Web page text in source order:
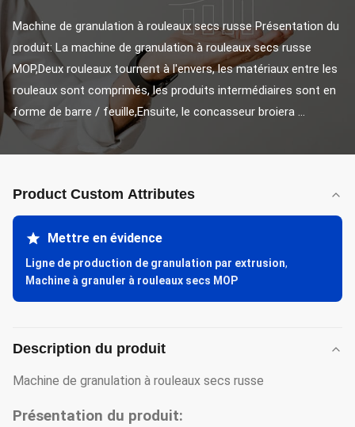
Machine de granulation à rouleaux secs russe Présentation du
produit: La machine de granulation à rouleaux secs russe
MOP,Deux rouleaux tournent à l'envers, les matériaux entre les
rouleaux sont comprimés, les produits intermédiaires sont en
forme de barre / feuille,Ensuite, le concasseur broiera ...
Product Custom Attributes
Mettre en évidence
Ligne de production de granulation par extrusion,
Machine à granuler à rouleaux secs MOP
Description du produit
Machine de granulation à rouleaux secs russe
Présentation du produit: